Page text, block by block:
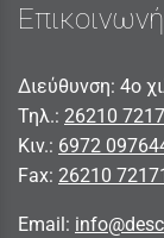
Διεύθυνση: 4ο
Τηλ.: 26210
Κιν.: 6972
Fax: 26210
Email: